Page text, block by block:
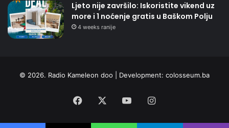
Ljeto nije završilo: Iskoristite vikend uz
more i 1 noćenje gratis u Baškom Polju
4 weeks ranije
© 2026. Radio Kameleon doo | Development: colosseum.ba
Facebook YouTubeInstagram